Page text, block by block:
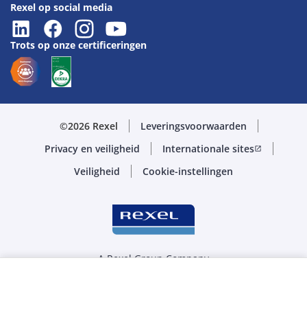
Rexel op social media
Trots op onze certificeringen
©2026 Rexel
Leveringsvoorwaarden
Privacy en veiligheid
Internationale sitesopen_in_new
Veiligheid Cookie-instellingen
A Rexel Group Company